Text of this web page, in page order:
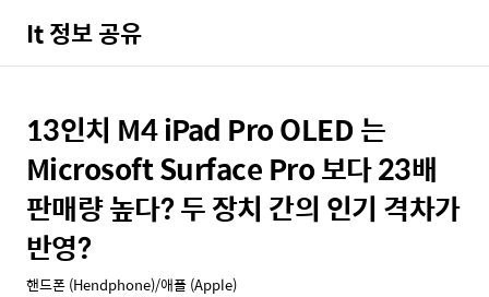
It 정보 공유
상
세
컨
텐
츠
본
문
제
목
13인치 M4 iPad Pro OLED 는
Microsoft Surface Pro 보다 23배
판매량 높다? 두 장치 간의 인기 격차가
반영?
핸드폰 (Hendphone)/애플 (Apple)